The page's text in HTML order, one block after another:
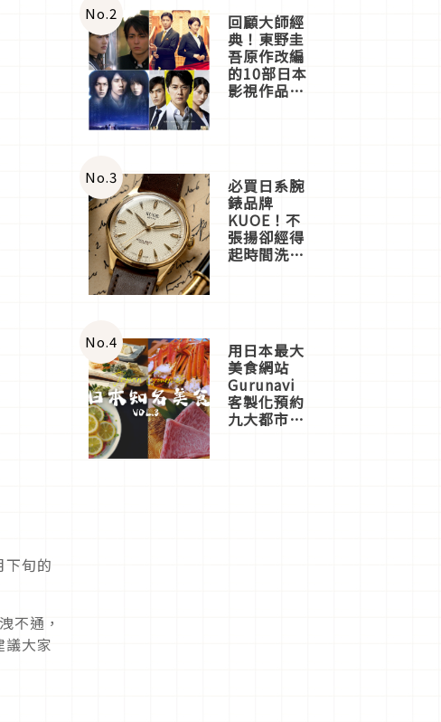
下旬的
不通，
議大家
體驗
No.2 回顧大師經
典！東野圭
吾原作改編
的10部日本
影視作品推
No.3 必買日系腕
錶品牌
KUOE！不
張揚卻經得
起時間洗鍊
No.4 用日本最大
美食網站
Gurunavi
客製化預約
九大都市餐